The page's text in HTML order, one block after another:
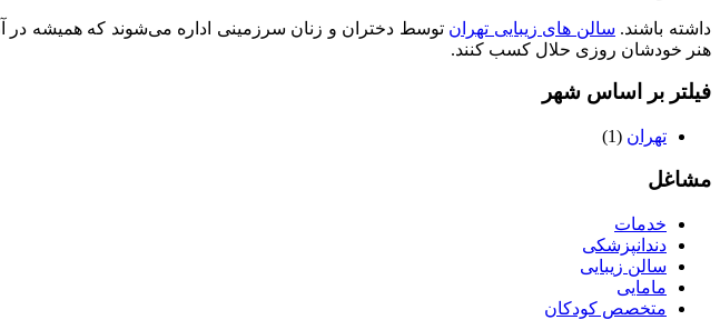
داشته باشند. سالن های زیبایی تهران توسط دختران و زنان سرزمینی اداره می‌شوند که همیشه در
هنر خودشان روزی حلال کسب کنند.
فیلتر بر اساس شهر
تهران (1)
مشاغل
خدمات
دندانپزشکی
سالن زیبایی
مامایی
متخصص کودکان